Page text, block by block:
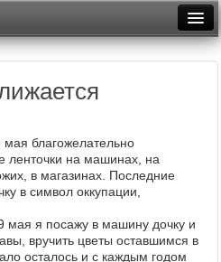
Неделя
Архив
благожелательно
ленточки на машинах, на
в магазинах. Последние
в символ оккупации,
мая я посажу в машину дочку и
вручить цветы оставшимся в
осталось и с каждым годом